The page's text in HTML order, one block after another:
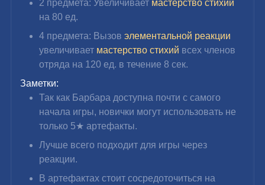
2 предмета: Увеличивает мастерство стихий
на 80 ед.
4 предмета: Вызов элементальной реакции
увеличивает мастерство стихий всех членов
отряда на 120 ед. в течение 8 сек.
Заметки:
Так как Барбара доступна почти с самого
начала игры, новички могут использовать не
только 5★ артефакты.
Лучше всего подходит для игры через
реакции.
В артефактах стоит сосредоточиться на